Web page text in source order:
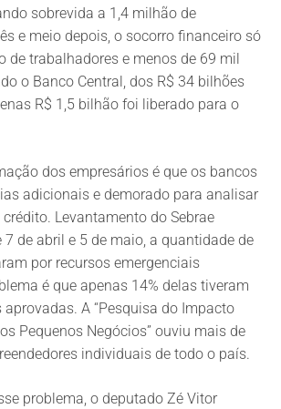
sobrevida a 1,4 milhão de
e meio depois, o socorro financeiro só
de trabalhadores e menos de 69 mil
o Banco Central, dos R$ 34 bilhões
R$ 1,5 bilhão foi liberado para o
dos empresários é que os bancos
adicionais e demorado para analisar
Levantamento do Sebrae
7 de abril e 5 de maio, a quantidade de
por recursos emergenciais
é que apenas 14% delas tiveram
A “Pesquisa do Impacto
Pequenos Negócios” ouviu mais de
individuais de todo o país.
problema, o deputado Zé Vitor